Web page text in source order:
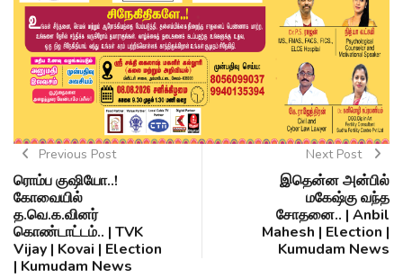
Previous Post
ரொம்ப குஷியோ..!
கோவையில்
த.வெ.க.வினர்
கொண்டாட்டம்.. | TVK
Vijay | Kovai | Election
| Kumudam News
Next Post
இதென்ன அன்பில்
மகேஷ்கு வந்த
சோதனை.. | Anbil
Mahesh | Election |
Kumudam News